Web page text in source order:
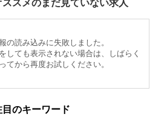
スメのまだ見ていない求人
の読み込みに失敗しました。
しても表示されない場合は、しばらく
てから再度お試しください。
目のキーワード